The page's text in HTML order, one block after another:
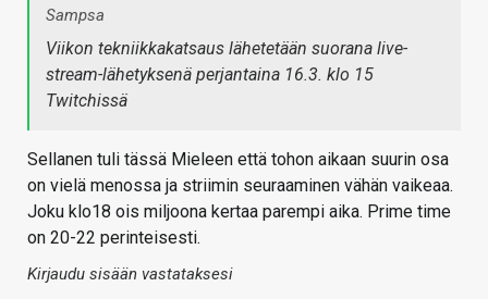
Sampsa
Viikon tekniikkakatsaus lähetetään suorana live-
stream-lähetyksenä perjantaina 16.3. klo 15
Twitchissä
Sellanen tuli tässä Mieleen että tohon aikaan suurin osa
on vielä menossa ja striimin seuraaminen vähän vaikeaa.
Joku klo18 ois miljoona kertaa parempi aika. Prime time
on 20-22 perinteisesti.
Kirjaudu sisään vastataksesi